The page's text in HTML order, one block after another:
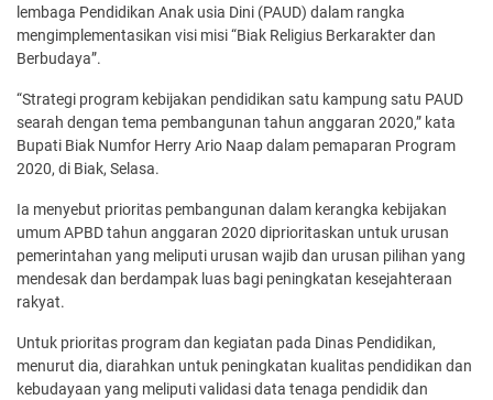
lembaga Pendidikan Anak usia Dini (PAUD) dalam rangka
mengimplementasikan visi misi “Biak Religius Berkarakter dan
Berbudaya”.
“Strategi program kebijakan pendidikan satu kampung satu PAUD
searah dengan tema pembangunan tahun anggaran 2020,” kata
Bupati Biak Numfor Herry Ario Naap dalam pemaparan Program
2020, di Biak, Selasa.
Ia menyebut prioritas pembangunan dalam kerangka kebijakan
umum APBD tahun anggaran 2020 diprioritaskan untuk urusan
pemerintahan yang meliputi urusan wajib dan urusan pilihan yang
mendesak dan berdampak luas bagi peningkatan kesejahteraan
rakyat.
Untuk prioritas program dan kegiatan pada Dinas Pendidikan,
menurut dia, diarahkan untuk peningkatan kualitas pendidikan dan
kebudayaan yang meliputi validasi data tenaga pendidik dan